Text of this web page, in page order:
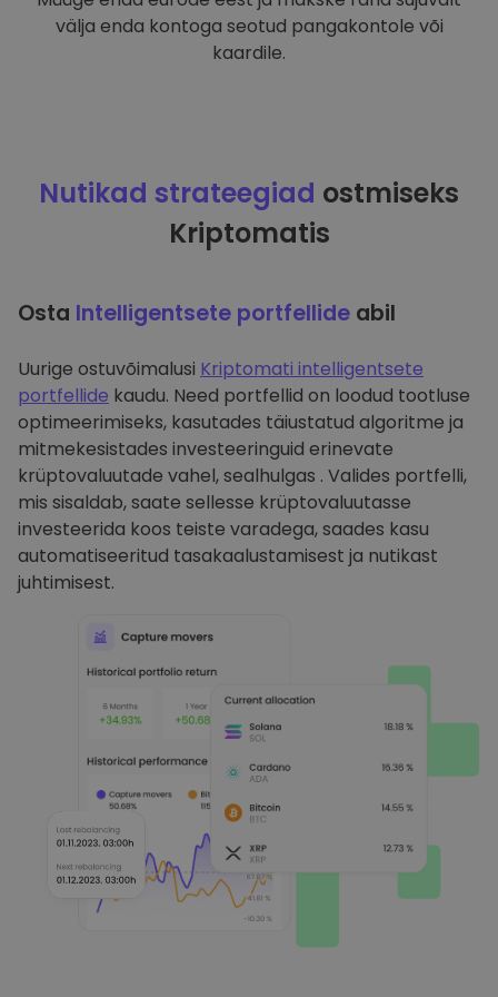
välja enda kontoga seotud pangakontole või
kaardile.
Nutikad strateegiad ostmiseks
Kriptomatis
Osta Intelligentsete portfellide abil
Uurige ostuvõimalusi Kriptomati intelligentsete
portfellide kaudu. Need portfellid on loodud tootluse
optimeerimiseks, kasutades täiustatud algoritme ja
mitmekesistades investeeringuid erinevate
krüptovaluutade vahel, sealhulgas . Valides portfelli,
mis sisaldab, saate sellesse krüptovaluutasse
investeerida koos teiste varadega, saades kasu
automatiseeritud tasakaalustamisest ja nutikast
juhtimisest.